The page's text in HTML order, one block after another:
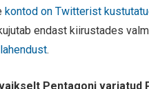
kontod on Twitterist
endast kiirustades
.
Pentagoni varjatud